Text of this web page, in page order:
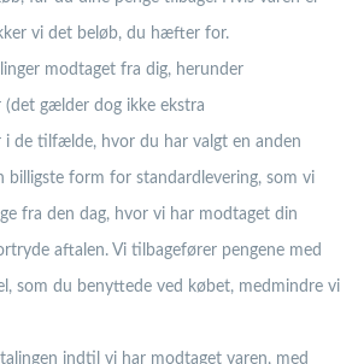
vi det beløb, du hæfter for.
modtaget fra dig, herunder
(det gælder dog ikke ekstra
i de tilfælde, hvor du har valgt en anden
billigste form for standardlevering, som vi
fra den dag, hvor vi har modtaget din
aftalen. Vi tilbagefører pengene med
som du benyttede ved købet, medmindre vi
indtil vi har modtaget varen, med